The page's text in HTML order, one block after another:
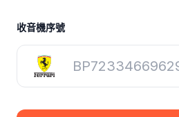
取得收音機代碼
收音機序號